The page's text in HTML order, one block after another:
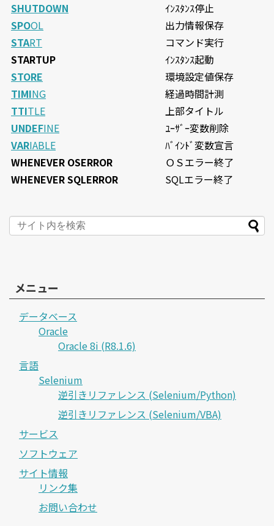
SHUTDOWN
ｲﾝｽﾀﾝｽ停止
SPOOL
出力情報保存
START
コマンド実行
STARTUP
ｲﾝｽﾀﾝｽ起動
STORE
環境設定値保存
TIMING
経過時間計測
TTITLE
上部タイトル
UNDEFINE
ﾕｰｻﾞｰ変数削除
VARIABLE
ﾊﾞｲﾝﾄﾞ変数宣言
WHENEVER OSERROR
ＯＳエラー終了
WHENEVER SQLERROR
SQLエラー終了
メニュー
データベース
Oracle
Oracle 8i (R8.1.6)
言語
Selenium
逆引きリファレンス (Selenium/Python)
逆引きリファレンス (Selenium/VBA)
サービス
ソフトウェア
サイト情報
リンク集
お問い合わせ